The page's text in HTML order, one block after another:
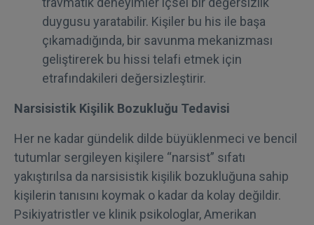
duygusu yaratabilir. Kişiler bu his ile başa
çıkamadığında, bir savunma mekanizması
geliştirerek bu hissi telafi etmek için
etrafındakileri değersizleştirir.
Narsisistik Kişilik Bozukluğu Tedavisi
Her ne kadar gündelik dilde büyüklenmeci ve bencil
tutumlar sergileyen kişilere “narsist” sıfatı
yakıştırılsa da narsisistik kişilik bozukluğuna sahip
kişilerin tanısını koymak o kadar da kolay değildir.
Psikiyatristler ve klinik psikologlar, Amerikan